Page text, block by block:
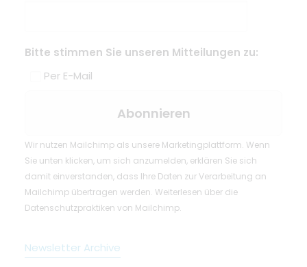
Bitte stimmen Sie unseren Mitteilungen zu:
Per E-Mail
Wir nutzen Mailchimp als unsere Marketingplattform. Wenn
Sie unten klicken, um sich anzumelden, erklären Sie sich
damit einverstanden, dass Ihre Daten zur Verarbeitung an
Mailchimp übertragen werden. Weiterlesen über die
Datenschutzpraktiken von Mailchimp.
Newsletter Archive